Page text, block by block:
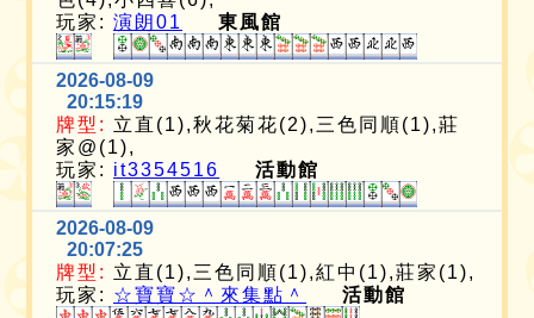
玩家:演朗01 東風館
2026-08-09
20:15:19
牌型: 立直(1),秋花菊花(2),三色同順(1),莊
家@(1),
玩家: it3354516 活動館
2026-08-09
20:07:25
牌型: 立直(1),三色同順(1),紅中(1),莊家(1),
玩家: ☆寶寶☆＾來集點＾ 活動館